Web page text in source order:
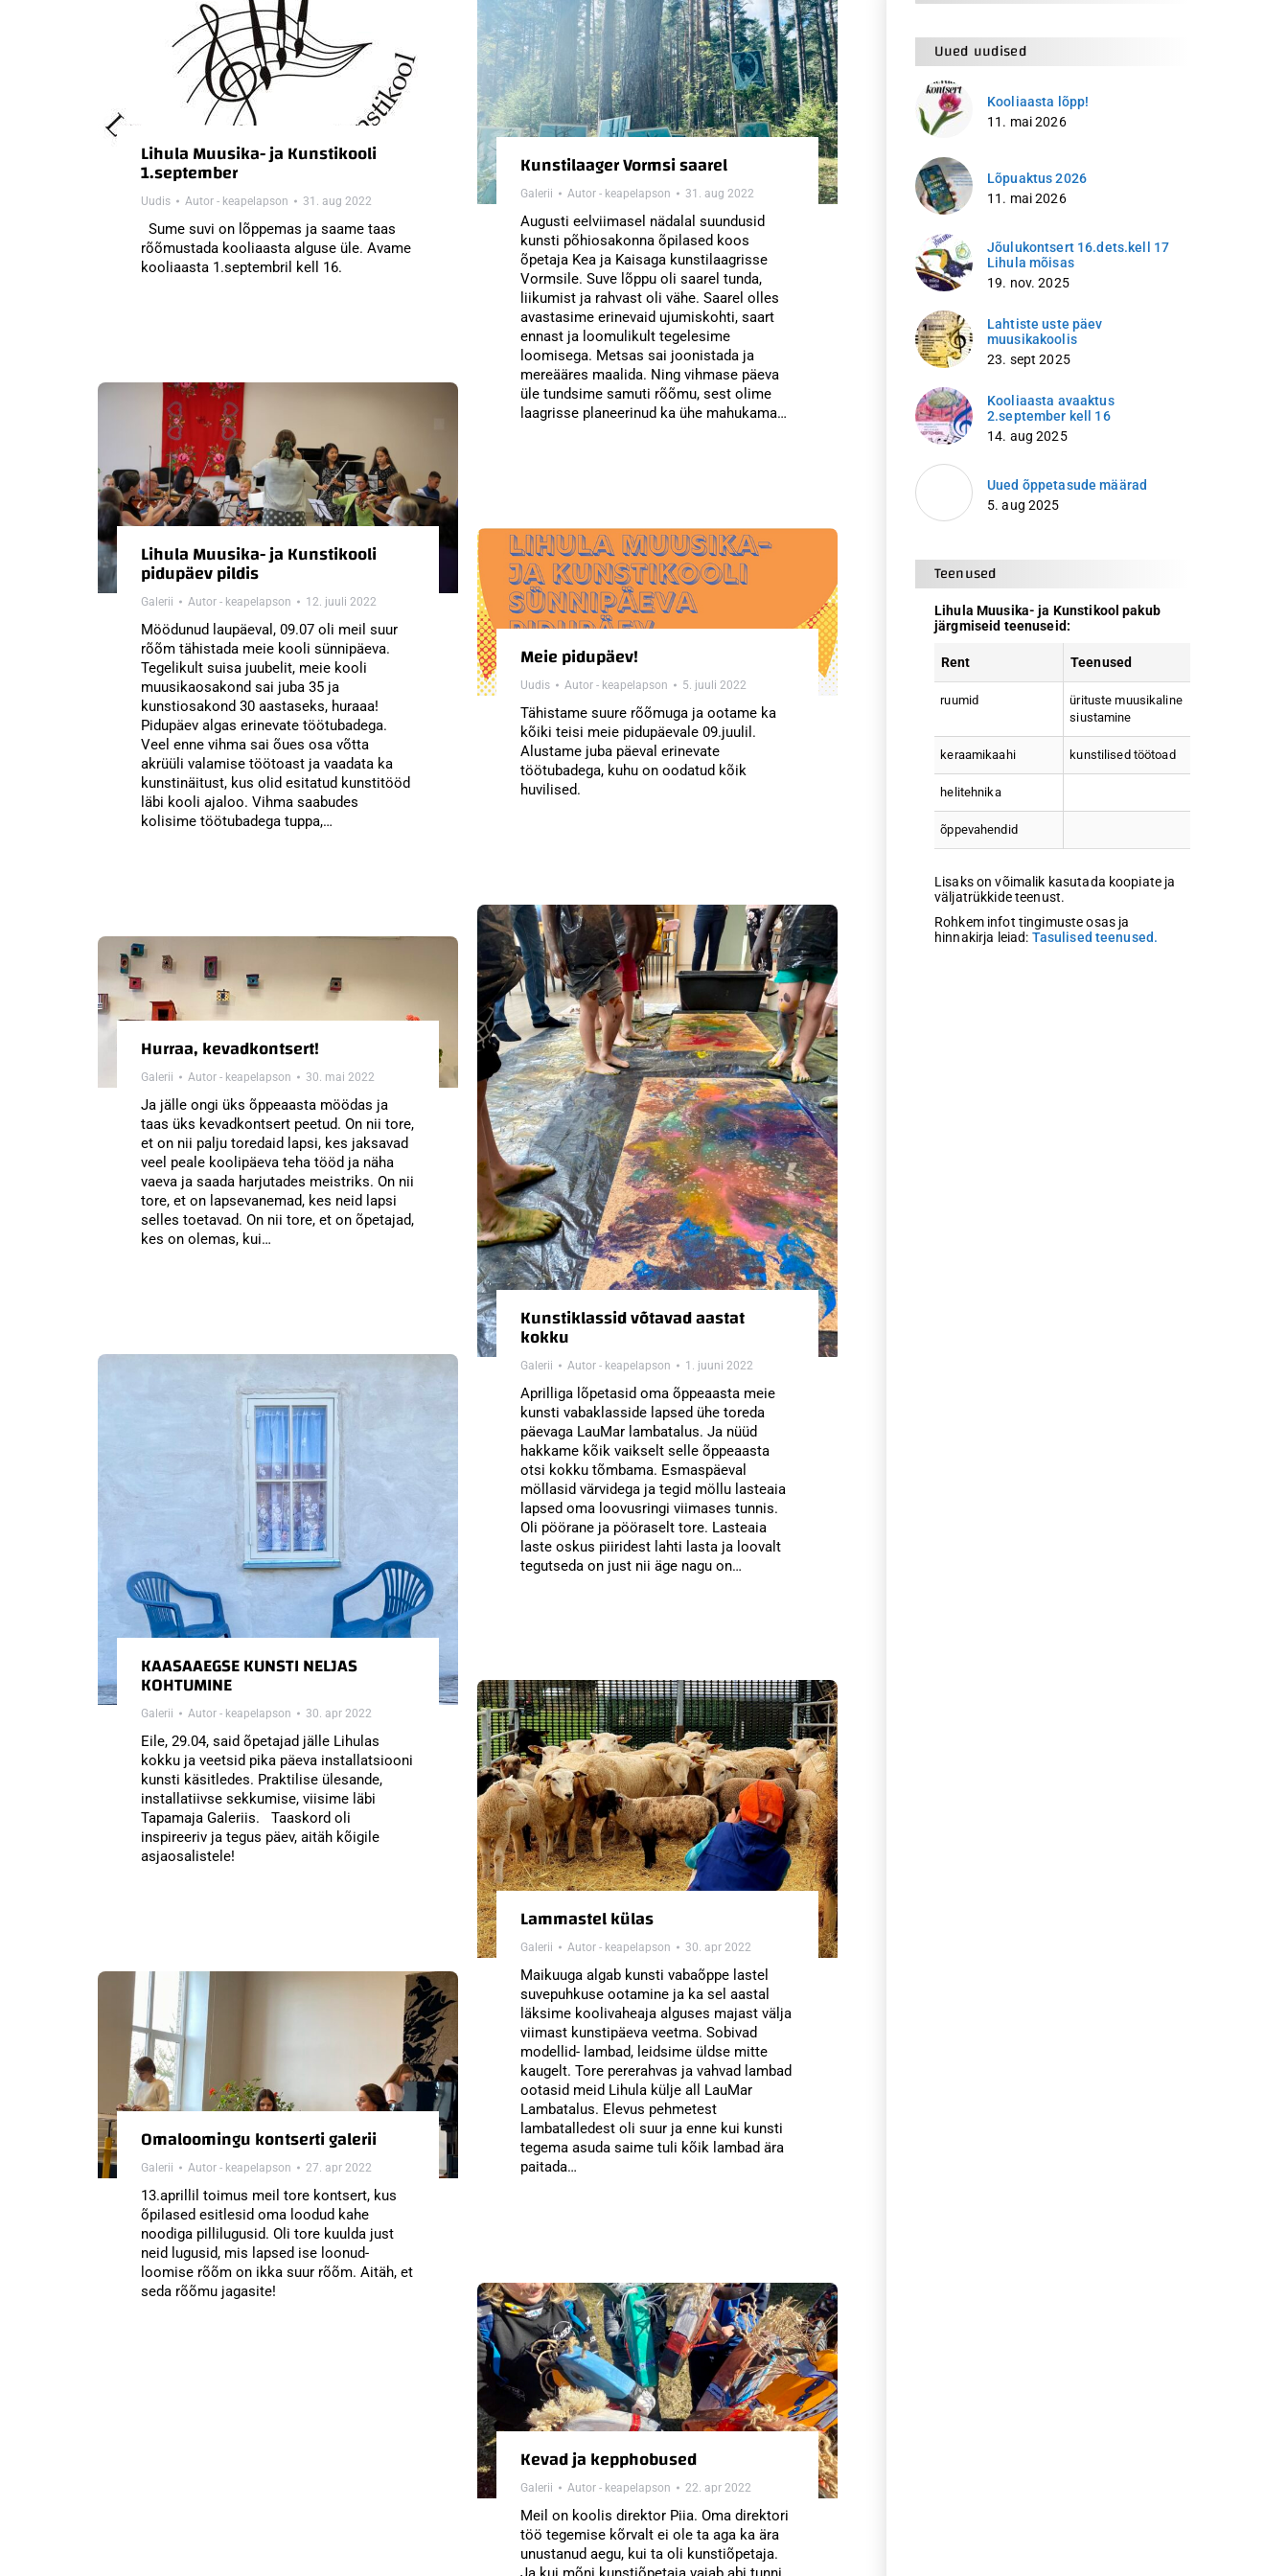
Lihula Muusika- ja Kunstikooli
1.september
Uudis Autor - keapelapson 31. aug 2022
Sume suvi on lõppemas ja saame taas
rõõmustada kooliaasta alguse üle. Avame
kooliaasta 1.septembril kell 16.
Kunstilaager Vormsi saarel
Galerii Autor - keapelapson 31. aug 2022
Augusti eelviimasel nädalal suundusid
kunsti põhiosakonna õpilased koos
õpetaja Kea ja Kaisaga kunstilaagrisse
Vormsile. Suve lõppu oli saarel tunda,
liikumist ja rahvast oli vähe. Saarel olles
avastasime erinevaid ujumiskohti, saart
ennast ja loomulikult tegelesime
loomisega. Metsas sai joonistada ja
mereääres maalida. Ning vihmase päeva
üle tundsime samuti rõõmu, sest olime
laagrisse planeerinud ka ühe mahukama…
Lihula Muusika- ja Kunstikooli
pidupäev pildis
Galerii Autor - keapelapson 12. juuli 2022
Möödunud laupäeval, 09.07 oli meil suur
rõõm tähistada meie kooli sünnipäeva.
Tegelikult suisa juubelit, meie kooli
muusikaosakond sai juba 35 ja
kunstiosakond 30 aastaseks, huraaa!
Pidupäev algas erinevate töötubadega.
Veel enne vihma sai õues osa võtta
akrüüli valamise töötoast ja vaadata ka
kunstinäitust, kus olid esitatud kunstitööd
läbi kooli ajaloo. Vihma saabudes
kolisime töötubadega tuppa,…
Meie pidupäev!
Uudis Autor - keapelapson 5. juuli 2022
Tähistame suure rõõmuga ja ootame ka
kõiki teisi meie pidupäevale 09.juulil.
Alustame juba päeval erinevate
töötubadega, kuhu on oodatud kõik
huvilised.
Kunstiklassid võtavad aastat
kokku
Galerii Autor - keapelapson 1. juuni 2022
Aprilliga lõpetasid oma õppeaasta meie
kunsti vabaklasside lapsed ühe toreda
päevaga LauMar lambatalus. Ja nüüd
hakkame kõik vaikselt selle õppeaasta
otsi kokku tõmbama. Esmaspäeval
möllasid värvidega ja tegid möllu lasteaia
lapsed oma loovusringi viimases tunnis.
Oli pöörane ja pööraselt tore. Lasteaia
laste oskus piiridest lahti lasta ja loovalt
tegutseda on just nii äge nagu on…
Hurraa, kevadkontsert!
Galerii Autor - keapelapson 30. mai 2022
Ja jälle ongi üks õppeaasta möödas ja
taas üks kevadkontsert peetud. On nii tore,
et on nii palju toredaid lapsi, kes jaksavad
veel peale koolipäeva teha tööd ja näha
vaeva ja saada harjutades meistriks. On nii
tore, et on lapsevanemad, kes neid lapsi
selles toetavad. On nii tore, et on õpetajad,
kes on olemas, kui…
KAASAAEGSE KUNSTI NELJAS
KOHTUMINE
Galerii Autor - keapelapson 30. apr 2022
Eile, 29.04, said õpetajad jälle Lihulas
kokku ja veetsid pika päeva installatsiooni
kunsti käsitledes. Praktilise ülesande,
installatiivse sekkumise, viisime läbi
Tapamaja Galeriis. Taaskord oli
inspireeriv ja tegus päev, aitäh kõigile
asjaosalistele!
Lammastel külas
Galerii Autor - keapelapson 30. apr 2022
Maikuuga algab kunsti vabaõppe lastel
suvepuhkuse ootamine ja ka sel aastal
läksime koolivaheaja alguses majast välja
viimast kunstipäeva veetma. Sobivad
modellid- lambad, leidsime üldse mitte
kaugelt. Tore pererahvas ja vahvad lambad
ootasid meid Lihula külje all LauMar
Lambatalus. Elevus pehmetest
lambatalledest oli suur ja enne kui kunsti
tegema asuda saime tuli kõik lambad ära
paitada…
Omaloomingu kontserti galerii
Galerii Autor - keapelapson 27. apr 2022
13.aprillil toimus meil tore kontsert, kus
õpilased esitlesid oma loodud kahe
noodiga pillilugusid. Oli tore kuulda just
neid lugusid, mis lapsed ise loonud-
loomise rõõm on ikka suur rõõm. Aitäh, et
seda rõõmu jagasite!
Kevad ja kepphobused
Galerii Autor - keapelapson 22. apr 2022
Meil on koolis direktor Piia. Oma direktori
töö tegemise kõrvalt ei ole ta aga ka ära
unustanud aegu, kui ta oli kunstiõpetaja.
Uued uudised
Kooliaasta lõpp!
11. mai 2026
Lõpuaktus 2026
11. mai 2026
Jõulukontsert 16.dets.kell 17
Lihula mõisas
19. nov. 2025
Lahtiste uste päev
muusikakoolis
23. sept 2025
Kooliaasta avaaktus
2.september kell 16
14. aug 2025
Uued õppetasude määrad
5. aug 2025
Teenused
Lihula Muusika- ja Kunstikool pakub
järgmiseid teenuseid:
Rent Teenused
ruumid
ürituste muusikaline
siustamine
keraamikaahi kunstilised töötoad
helitehnika
õppevahendid
Lisaks on võimalik kasutada koopiate ja
väljatrükkide teenust.
Rohkem infot tingimuste osas ja
hinnakirja leiad: Tasulised teenused.